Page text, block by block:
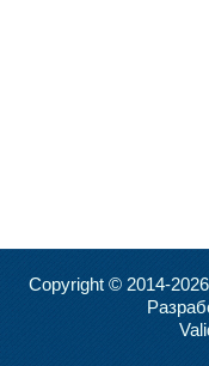
Copyright © 2014-